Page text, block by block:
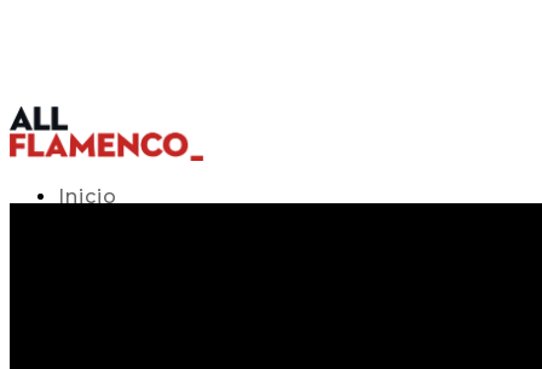
Inicio